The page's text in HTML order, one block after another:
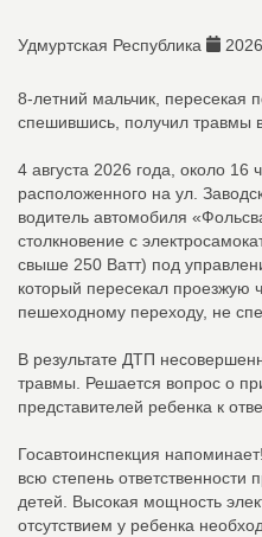
Удмуртская Республика
8-летний мальчик, пересекая
спешившись, получил травмы
4 августа 2026 года, около
расположенного на ул.
водитель автомобиля
столкновение с
свыше 250 Ватт) под
который пересекал проезжую
пешеходному переходу, не
В результате ДТП
травмы. Решается вопрос о
представителей ребенка к
Госавтоинспекция
всю степень ответственности
детей. Высокая мощность
отсутствием у ребенка